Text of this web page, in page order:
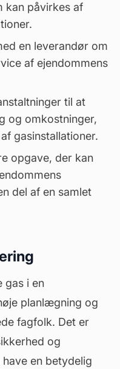
kan påvirkes af
en leverandør om
af ejendommens
til at
og omkostninger,
gasinstallationer.
opgave, der kan
del af en samlet
gas i en
planlægning og
fagfolk. Det er
og
en betydelig